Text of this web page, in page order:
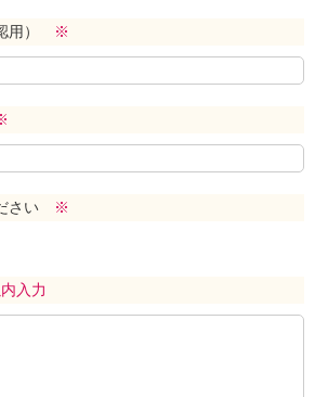
用） ※
さい ※
入力